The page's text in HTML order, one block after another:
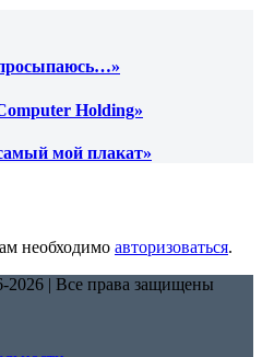
Holding»
мой плакат»
необходимо авторизоваться.
2026 | Все права защищены